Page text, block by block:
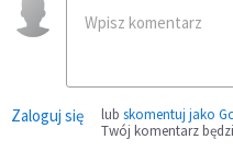
Zaloguj się lub skomentuj jako
Twój komentarz